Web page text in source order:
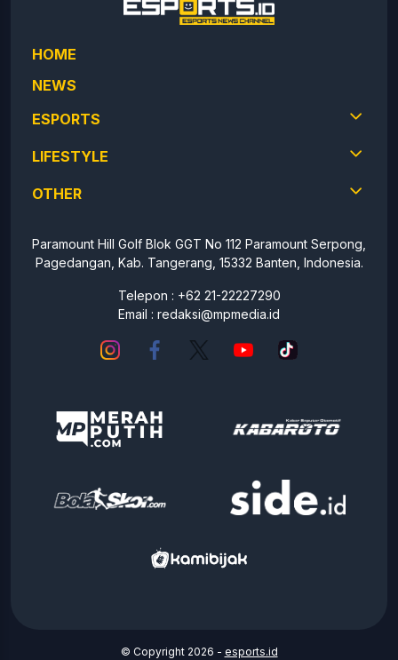
HOME
NEWS
ESPORTS
LIFESTYLE
OTHER
Paramount Hill Golf Blok GGT No 112 Paramount Serpong,
Pagedangan, Kab. Tangerang, 15332 Banten, Indonesia.
Telepon : +62 21-22227290
Email : redaksi@mpmedia.id
© Copyright 2026 - esports.id